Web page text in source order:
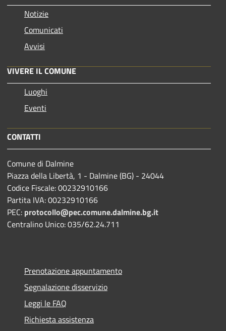
Notizie
Comunicati
Avvisi
VIVERE IL COMUNE
Luoghi
Eventi
CONTATTI
Comune di Dalmine
Piazza della Libertà, 1 - Dalmine (BG) - 24044
Codice Fiscale: 00232910166
Partita IVA: 00232910166
PEC: protocollo@pec.comune.dalmine.bg.it
Centralino Unico: 035/62.24.711
Prenotazione appuntamento
Segnalazione disservizio
Leggi le FAQ
Richiesta assistenza